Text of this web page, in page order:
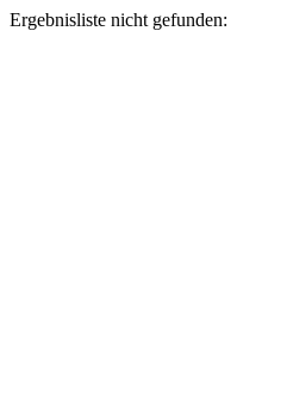
Ergebnisliste nicht gefunden: